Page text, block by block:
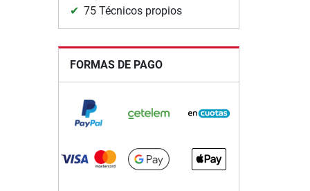
75 Técnicos propios
FORMAS DE PAGO